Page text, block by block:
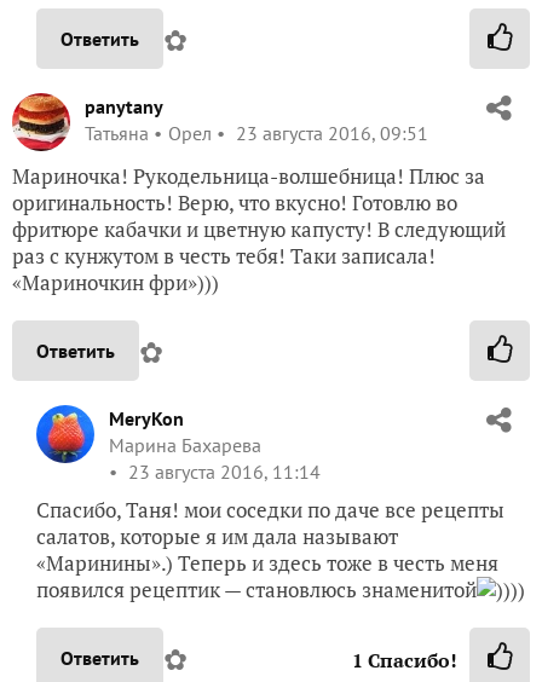
Ответить ✿
panytany
Татьяна
Орел 23 августа 2016, 09:51
Мариночка! Рукодельница-волшебница! Плюс за
оригинальность! Верю, что вкусно! Готовлю во
фритюре кабачки и цветную капусту! В следующий
раз с кунжутом в честь тебя! Таки записала!
«Мариночкин фри»)))
Ответить ✿
MeryKon
Марина Бахарева
23 августа 2016, 11:14
Спасибо, Таня! мои соседки по даче все рецепты
салатов, которые я им дала называют
«Маринины».) Теперь и здесь тоже в честь меня
появился рецептик — становлюсь знаменитой
))))
Ответить ✿ 1 Спасибо!